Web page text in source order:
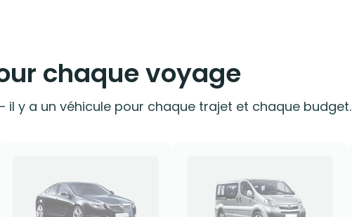
chaque voyage
il y a un véhicule pour chaque trajet et chaque budget.